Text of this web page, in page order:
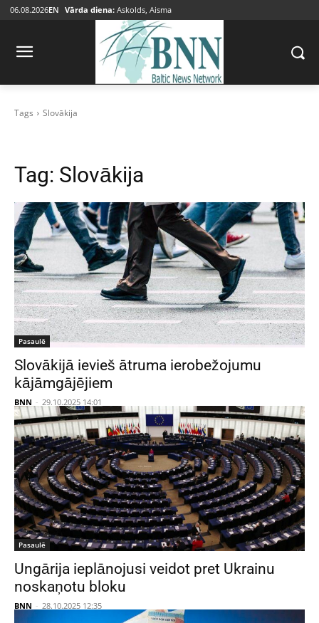
06.08.2026EN Vārda diena: Askolds, Aisma
Tags Slovākija
Tag: Slovākija
Pasaulē
Slovākijā ievieš ātruma ierobežojumu
kājāmgājējiem
BNN - 29.10.2025 14:01
Pasaulē
Ungārija ieplānojusi veidot pret Ukrainu
noskaņotu bloku
BNN - 28.10.2025 12:35